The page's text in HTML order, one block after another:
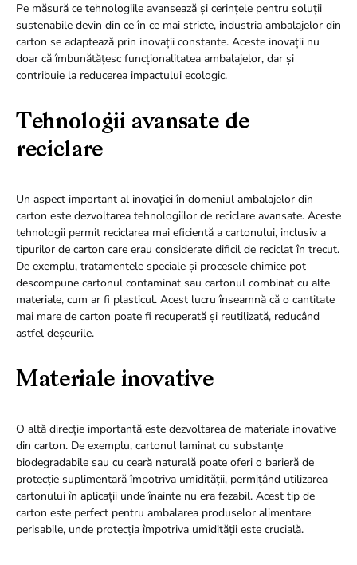
Pe măsură ce tehnologiile avansează și cerințele pentru soluții
sustenabile devin din ce în ce mai stricte, industria ambalajelor din
carton se adaptează prin inovații constante. Aceste inovații nu
doar că îmbunătățesc funcționalitatea ambalajelor, dar și
contribuie la reducerea impactului ecologic.
Tehnologii avansate de
reciclare
Un aspect important al inovației în domeniul ambalajelor din
carton este dezvoltarea tehnologiilor de reciclare avansate. Aceste
tehnologii permit reciclarea mai eficientă a cartonului, inclusiv a
tipurilor de carton care erau considerate dificil de reciclat în trecut.
De exemplu, tratamentele speciale și procesele chimice pot
descompune cartonul contaminat sau cartonul combinat cu alte
materiale, cum ar fi plasticul. Acest lucru înseamnă că o cantitate
mai mare de carton poate fi recuperată și reutilizată, reducând
astfel deșeurile.
Materiale inovative
O altă direcție importantă este dezvoltarea de materiale inovative
din carton. De exemplu, cartonul laminat cu substanțe
biodegradabile sau cu ceară naturală poate oferi o barieră de
protecție suplimentară împotriva umidității, permițând utilizarea
cartonului în aplicații unde înainte nu era fezabil. Acest tip de
carton este perfect pentru ambalarea produselor alimentare
perisabile, unde protecția împotriva umidității este crucială.